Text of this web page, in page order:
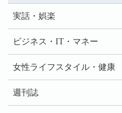
実話・娯楽
ビジネス・IT・マネー
女性ライフスタイル・健康
週刊誌